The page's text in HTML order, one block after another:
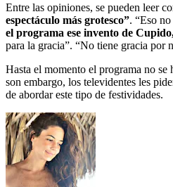
Entre las opiniones, se pueden leer
espectáculo más grotesco”. “Eso no
el programa ese invento de
para la gracia”. “No tiene gracia por
Hasta el momento el programa no se
son embargo, los televidentes les
de abordar este tipo de festividades.